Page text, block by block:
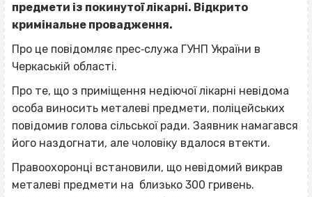
предмети із покинутої лікарні. Відкрито
кримінальне провадження.
Про це повідомляє прес‐служа ГУНП України в
Черкаській області.
Про те, що з приміщення недіючої лікарні невідома
особа виносить металеві предмети, поліцейських
повідомив голова сільської ради. Заявник намагався
його наздогнати, але чоловіку вдалося втекти.
Правоохоронці встановили, що невідомий викрав
металеві предмети на близько 300 гривень.